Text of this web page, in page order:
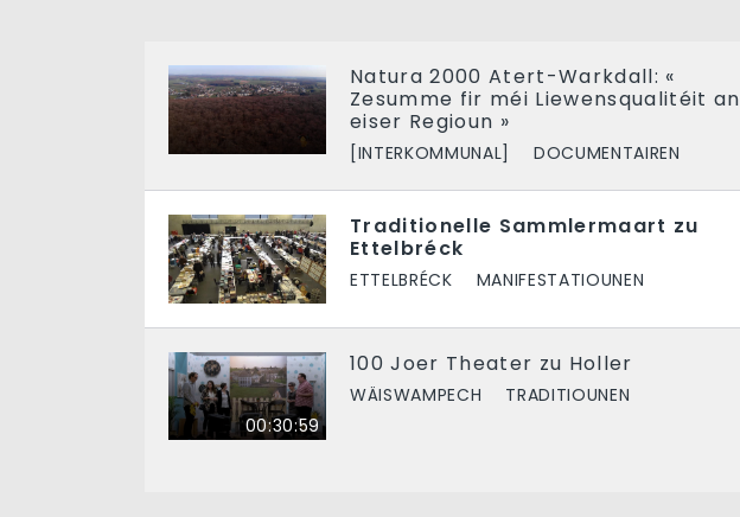
Natura 2000 Atert-Warkdall: «
Zesumme fir méi Liewensqualitéit an
eiser Regioun »
[INTERKOMMUNAL] DOCUMENTAIREN
Traditionelle Sammlermaart zu
Ettelbréck
ETTELBRÉCK MANIFESTATIOUNEN
00:30:59
100 Joer Theater zu Holler
WÄISWAMPECH TRADITIOUNEN